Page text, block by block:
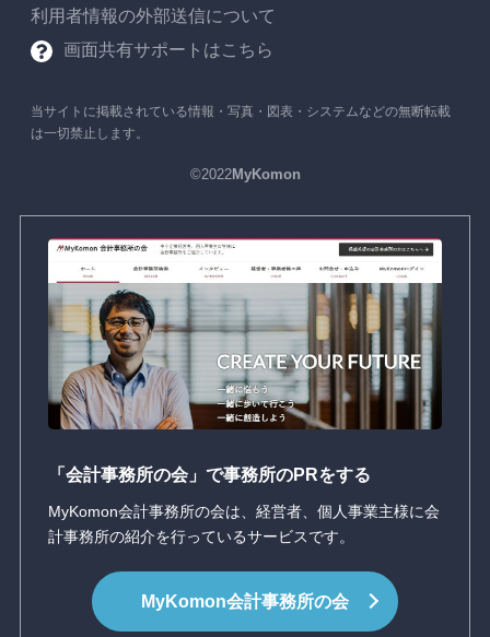
利用者情報の外部送信について
画面共有サポートはこちら
当サイトに掲載されている情報・写真・図表・システムなどの無断転載
は一切禁止します。
©2022MyKomon
「会計事務所の会」で事務所のPRをする
MyKomon会計事務所の会は、経営者、個人事業主様に会
計事務所の紹介を行っているサービスです。
MyKomon会計事務所の会